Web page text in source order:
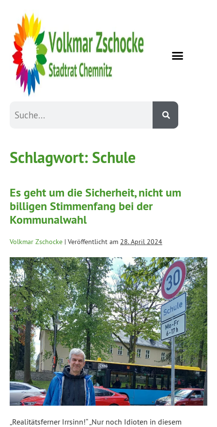
Schlagwort: Schule
Es geht um die Sicherheit, nicht um
billigen Stimmenfang bei der
Kommunalwahl
Volkmar Zschocke | Veröffentlicht am 28. April 2024
„Realitätsferner Irrsinn!“ „Nur noch Idioten in diesem